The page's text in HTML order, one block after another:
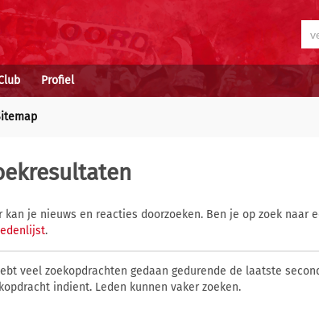
Profiel
kan je nieuws en reacties doorzoeken. Ben je op zoek naar
.
veel zoekopdrachten gedaan gedurende de laatste
indient. Leden kunnen vaker zoeken.